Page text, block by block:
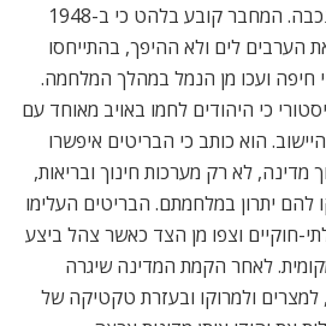
פרק גדול מוקדש בספר לנכבה. המחבר קובע בלהט כי ב-1948
הערבים לים ולא ההיפך, בהתייחסו
חיפה ועכו מן הנמל במהלך המלחמה.
כי היהודים לחמו באויב מאוחד עם
הוא כותב כי הבריטים איפשרו
מדינה, לא רק מערכות חינוך ובריאות,
להם יתרון במלחמתם. הבריטים העלימו
מהגרים בלתי-חוקיים וצפו מן הצד כאשר צהל ביצע
לאחר הקמת המדינה שיגרה
ולמרוקו ובעזרת טקטיקה של